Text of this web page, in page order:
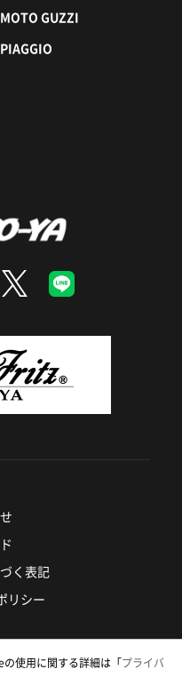
MOTO GUZZI
PIAGGIO
く表記
リシー
Rights Reserved.
使用に関する詳細は「プライバ